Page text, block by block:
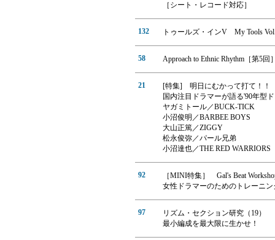
［シート・レコード対応］
132 トゥールズ・インV My Tools
58 Approach to Ethnic Rhythm［第
21
[特集] 明日にむかって打て！！
国内注目ドラマーが語る'90年型
ヤガミトール／BUCK-TICK
小沼俊明／BARBEE BOYS
大山正篤／ZIGGY
松永俊弥／パール兄弟
小沼達也／THE RED WARRIORS
92
［MINI特集］ Gal's Beat
女性ドラマーのためのトレーニ
97
リズム・セクション研究（19）
最小編成を最大限に生かせ！